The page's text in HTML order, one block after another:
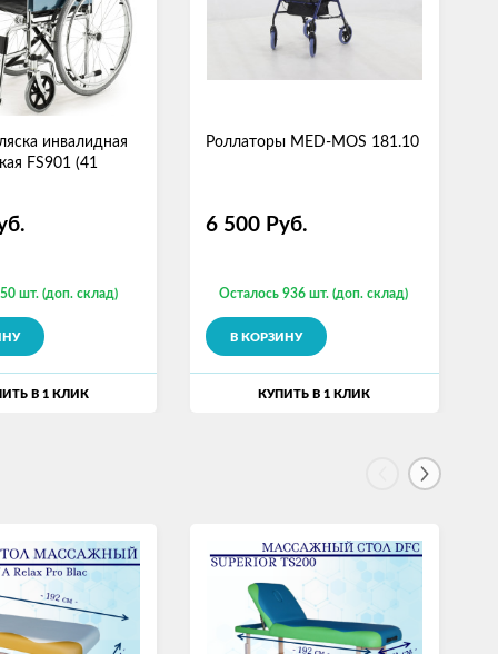
инвалидная
FS901 (41
шт. (доп. склад)
В 1 КЛИК
Роллаторы MED-MOS 181.10
6 500 Руб.
Осталось 936 шт. (доп. склад)
В КОРЗИНУ
КУПИТЬ В 1 КЛИК